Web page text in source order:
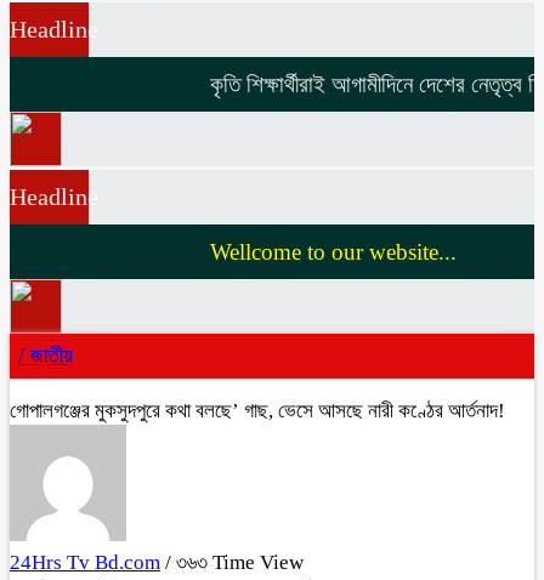
Headline
কৃতি শিক্ষার্থীরাই আগামীদিনে দেশের নেতৃত্ব
Headline
Wellcome to our website...
/ জাতীয়
গোপালগঞ্জের মুকসুদপুরে কথা বলছে’ গাছ, ভেসে আসছে নারী কণ্ঠের আর্তনাদ!
24Hrs Tv Bd.com / ৩৬৩ Time View